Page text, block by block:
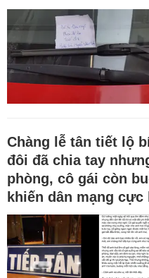
Chàng lễ tân tiết lộ
đôi đã chia tay
phòng, cô gái còn
khiến dân mạng